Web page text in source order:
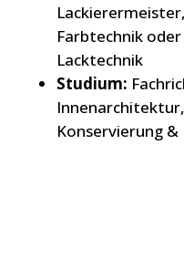
Farbtechnik
Lacktechnik
Studium:
Konservierung